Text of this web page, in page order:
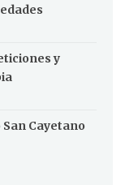
y
San Cayetano